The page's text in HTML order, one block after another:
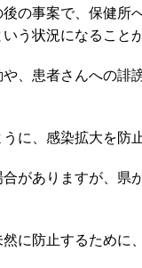
の事案で、保健
う状況になること
、患者さんへの
、感染拡大を防
がありますが、
に防止するため